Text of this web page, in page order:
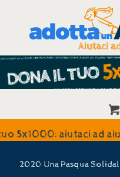
0
aiutaci ad aiutare
2020 Una Pasqua